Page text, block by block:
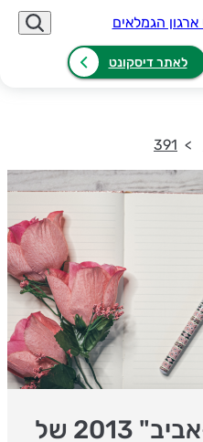
לאתר דיסקונט
391
"מרתון ג\'ילט תל-אביב" 2013 של